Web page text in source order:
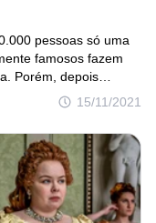
15/11/2021
pessoas só uma
famosos fazem
Porém, depois
para
pessoas estão